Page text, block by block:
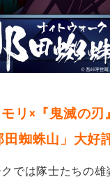
リ×『鬼滅の刃
田蜘蛛山」大好
では隊士たちの雄